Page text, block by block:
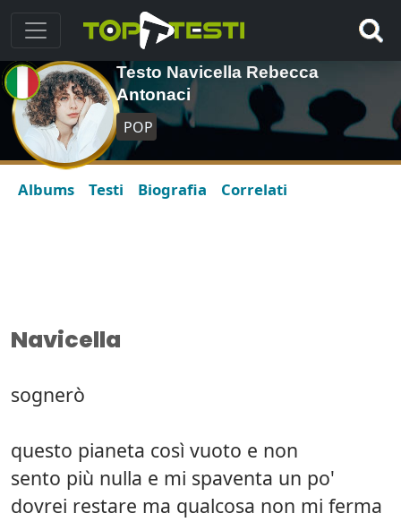
Testo Navicella Rebecca
Antonaci
POP
Albums Testi Biografia Correlati
Navicella
sognerò
questo pianeta così vuoto e non
sento più nulla e mi spaventa un po'
dovrei restare ma qualcosa non mi ferma